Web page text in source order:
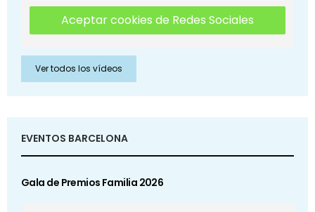
Aceptar cookies de Redes Sociales
Ver todos los vídeos
EVENTOS BARCELONA
Gala de Premios Familia 2026